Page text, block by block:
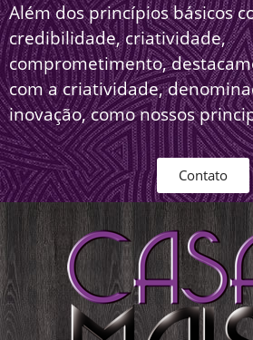
Além dos princípios básicos
credibilidade, criatividade,
comprometimento,
com a criatividade,
inovação, como nossos
Contato